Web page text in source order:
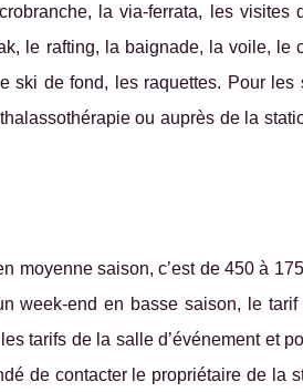
la via-ferrata, les
le rafting, la baignade, la voile, le
ski de fond, les raquettes. Pour les
ou auprès de la
moyenne saison, c’est de 450 à
week-end en basse saison, le
tarifs de la salle d’événement et
de contacter le propriétaire de la